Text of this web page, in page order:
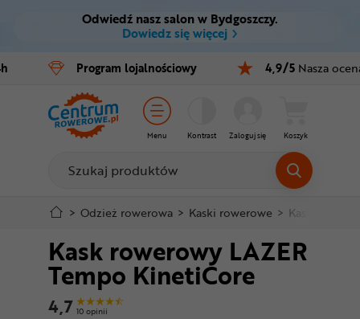
Ctrl M
Menu główne
Informacje o produkcie
Do koszyka
Szczegółowe informacje
Stopka
Mapa strony
Odwiedź nasz salon w Bydgoszczy.
Dowiedz się więcej
Program lojalnościowy 4,9/5 Nasza
Menu Kontrast Zaloguj się Koszyk
Rowery
E-bike
Części
Akcesoria
Odzież
Kaski
Buty
> Odzież rowerowa > Kaski rowerowe > Kaski
Kask rowerowy LAZER
Tempo KinetiCore
4,7 10 opinii